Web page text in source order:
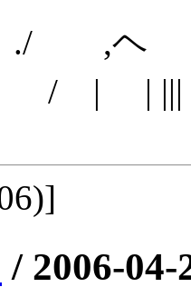
j / | | |||
/ 2006-04-